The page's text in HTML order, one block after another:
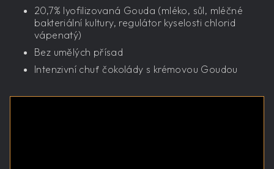
20,7% lyofilizovaná Gouda (mléko, sůl, mléčné
bakteriální kultury, regulátor kyselosti chlorid
vápenatý)
Bez umělých přísad
Intenzivní chuť čokolády s krémovou Goudou